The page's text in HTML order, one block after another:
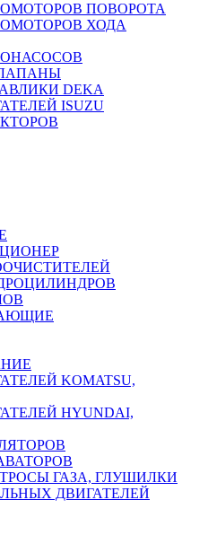
ПОВОРОТА
ХОДА
DEKA
ISUZU
KOMATSU,
HYUNDAI,
ГАЗА, ГЛУШИЛКИ
ДВИГАТЕЛЕЙ